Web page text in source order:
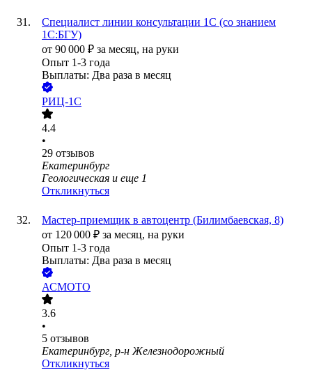
Специалист линии консультации 1С (со знанием
1С:БГУ)
от 90 000 ₽ за месяц, на руки
Опыт 1-3 года
Выплаты: Два раза в месяц
РИЦ-1С
4.4
•
29 отзывов
Екатеринбург
Геологическая и еще 1
Откликнуться
Мастер-приемщик в автоцентр (Билимбаевская, 8)
от 120 000 ₽ за месяц, на руки
Опыт 1-3 года
Выплаты: Два раза в месяц
АСМОТО
3.6
•
5 отзывов
Екатеринбург, р-н Железнодорожный
Откликнуться